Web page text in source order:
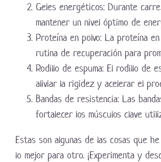
Geles energéticos: Durante
mantener un nivel óptimo de
Proteína en polvo: La proteína
rutina de recuperación para
Rodillo de espuma: El rodillo de
aliviar la rigidez y acelerar el
Bandas de resistencia: Las
fortalecer los músculos clave
Estas son algunas de las cosas que
lo mejor para otro. ¡Experimenta y